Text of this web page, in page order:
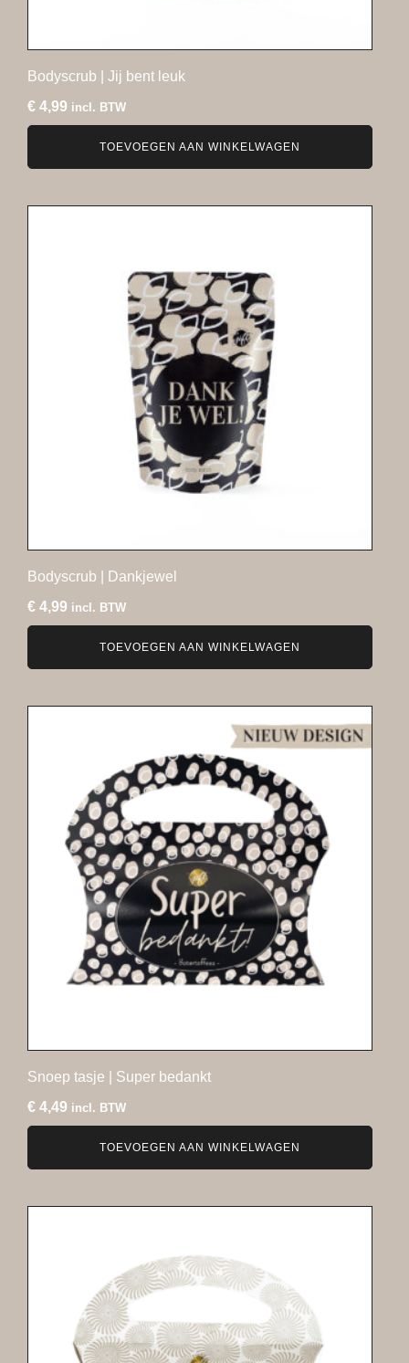
Bodyscrub | Jij bent leuk
€ 4,99 incl. BTW
TOEVOEGEN AAN WINKELWAGEN
Bodyscrub | Dankjewel
€ 4,99 incl. BTW
TOEVOEGEN AAN WINKELWAGEN
Snoep tasje | Super bedankt
€ 4,49 incl. BTW
TOEVOEGEN AAN WINKELWAGEN